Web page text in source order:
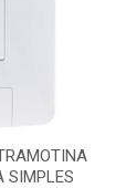
SIMPLES